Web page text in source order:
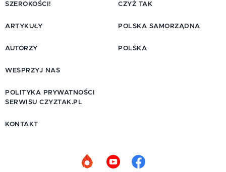
SZEROKOŚCI!
ARTYKUŁY
AUTORZY
CZYŻ TAK
POLSKA SAMORZĄDNA
POLSKA
WESPRZYJ NAS
POLITYKA PRYWATNOŚCI
SERWISU CZYZTAK.PL
KONTAKT